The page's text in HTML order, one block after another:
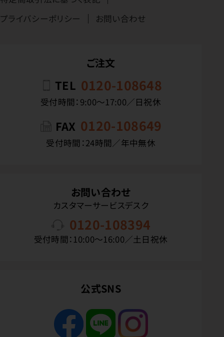
プライバシーポリシー
お問い合わせ
ご注文
TEL 0120-108648
受付時間：9:00〜17:00／日祝休
FAX 0120-108649
受付時間：24時間／年中無休
お問い合わせ
カスタマーサービスデスク
0120-108394
受付時間：10:00〜16:00／土日祝休
公式SNS